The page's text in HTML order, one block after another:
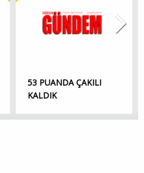
53 PUANDA ÇAKILI
KALDIK